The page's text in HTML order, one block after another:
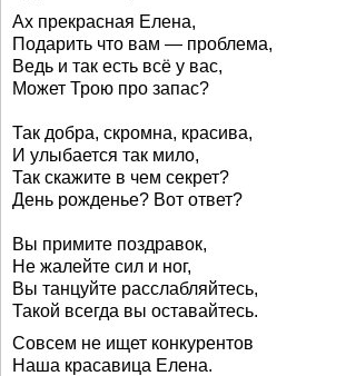
Ах прекрасная Елена,
Подарить что вам — проблема,
Ведь и так есть всё у вас,
Может Трою про запас?
Так добра, скромна, красива,
И улыбается так мило,
Так скажите в чем секрет?
День рожденье? Вот ответ?
Вы примите поздравок,
Не жалейте сил и ног,
Вы танцуйте расслабляйтесь,
Такой всегда вы оставайтесь.
Совсем не ищет конкурентов
Наша красавица Елена.